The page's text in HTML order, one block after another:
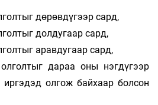
дөрөвдүгээр сард,
долдугаар сард,
аравдугаар сард,
дараа оны нэгдүгээр
иргэдэд олгож байхаар болсон